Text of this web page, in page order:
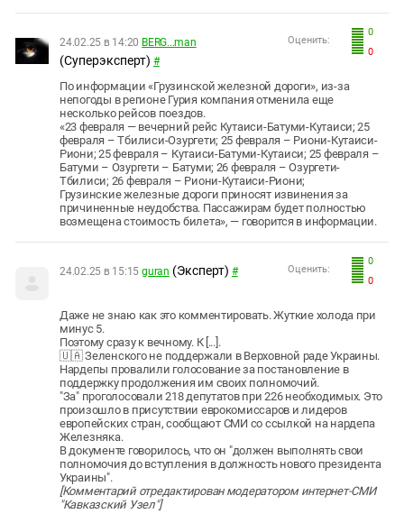
0
0
Оценить:
24.02.25 в 14:20 BERG...man
(Суперэксперт) #
По информации «Грузинской железной дороги», из-за
непогоды в регионе Гурия компания отменила еще
несколько рейсов поездов.
«23 февраля — вечерний рейс Кутаиси-Батуми-Кутаиси; 25
февраля – Тбилиси-Озургети; 25 февраля – Риони-Кутаиси-
Риони; 25 февраля – Кутаиси-Батуми-Кутаиси; 25 февраля –
Батуми – Озургети – Батуми; 26 февраля – Озургети-
Тбилиси; 26 февраля – Риони-Кутаиси-Риони;
Грузинские железные дороги приносят извинения за
причиненные неудобства. Пассажирам будет полностью
возмещена стоимость билета», — говорится в информации.
0
0
Оценить:
24.02.25 в 15:15 guran (Эксперт) #
Даже не знаю как это комментировать. Жуткие холода при
минус 5.
Поэтому сразу к вечному. К [...].
🇺🇦 Зеленского не поддержали в Верховной раде Украины.
Нардепы провалили голосование за постановление в
поддержку продолжения им своих полномочий.
"За" проголосовали 218 депутатов при 226 необходимых. Это
произошло в присутствии еврокомиссаров и лидеров
европейских стран, сообщают СМИ со ссылкой на нардепа
Железняка.
В документе говорилось, что он "должен выполнять свои
полномочия до вступления в должность нового президента
Украины".
[Комментарий отредактирован модератором интернет-СМИ
"Кавказский Узел"]